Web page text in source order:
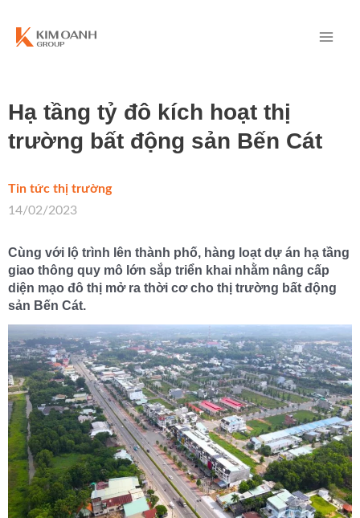
Hạ tầng tỷ đô kích hoạt thị
trường bất động sản Bến Cát
Tin tức thị trường/
14/02/2023
Cùng với lộ trình lên thành phố, hàng loạt dự án hạ tầng
giao thông quy mô lớn sắp triển khai nhằm nâng cấp
diện mạo đô thị mở ra thời cơ cho thị trường bất động
sản Bến Cát.